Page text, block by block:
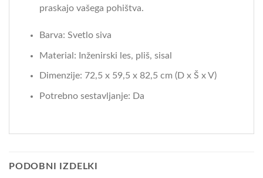
praskajo vašega pohištva.
Barva: Svetlo siva
Material: Inženirski les, pliš, sisal
Dimenzije: 72,5 x 59,5 x 82,5 cm (D x Š x V)
Potrebno sestavljanje: Da
PODOBNI IZDELKI